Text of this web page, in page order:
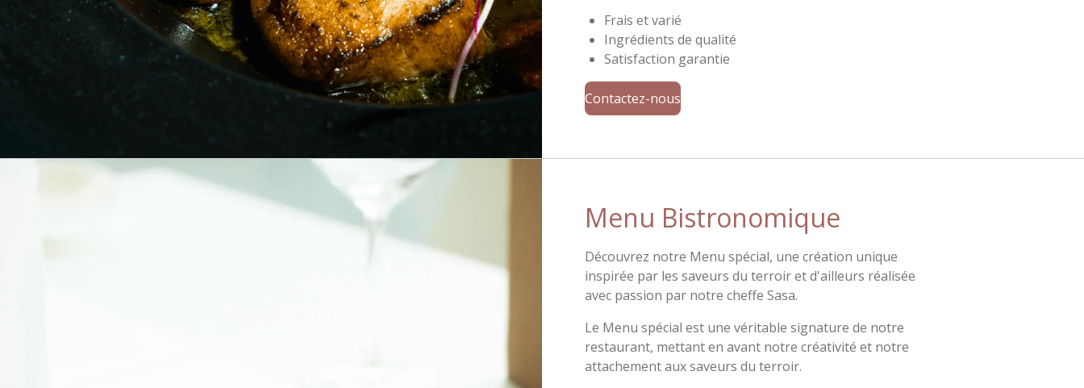
Frais et varié
Ingrédients de qualité
Satisfaction garantie
Contactez-nous
Menu Bistronomique
Découvrez notre Menu spécial, une création unique
inspirée par les saveurs du terroir et d'ailleurs réalisée
avec passion par notre cheffe Sasa.
Le Menu spécial est une véritable signature de notre
restaurant, mettant en avant notre créativité et notre
attachement aux saveurs du terroir.